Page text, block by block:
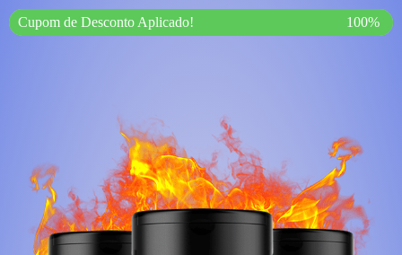
Cupom de Desconto Aplicado! 100%